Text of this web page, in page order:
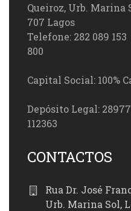
Queiroz, Urb. Marina
707 Lagos
Telefone: 282 089
800
Capital Social: 100%
Depósito Legal:
112363
CONTACTOS
Rua Dr. José
Urb. Marina Sol,